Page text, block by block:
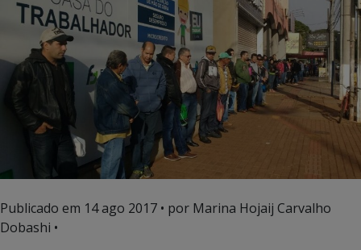
Publicado em 14 ago 2017 • por Marina Hojaij Carvalho
Dobashi •